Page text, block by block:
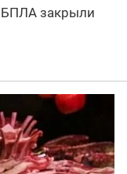
БПЛА закрыли